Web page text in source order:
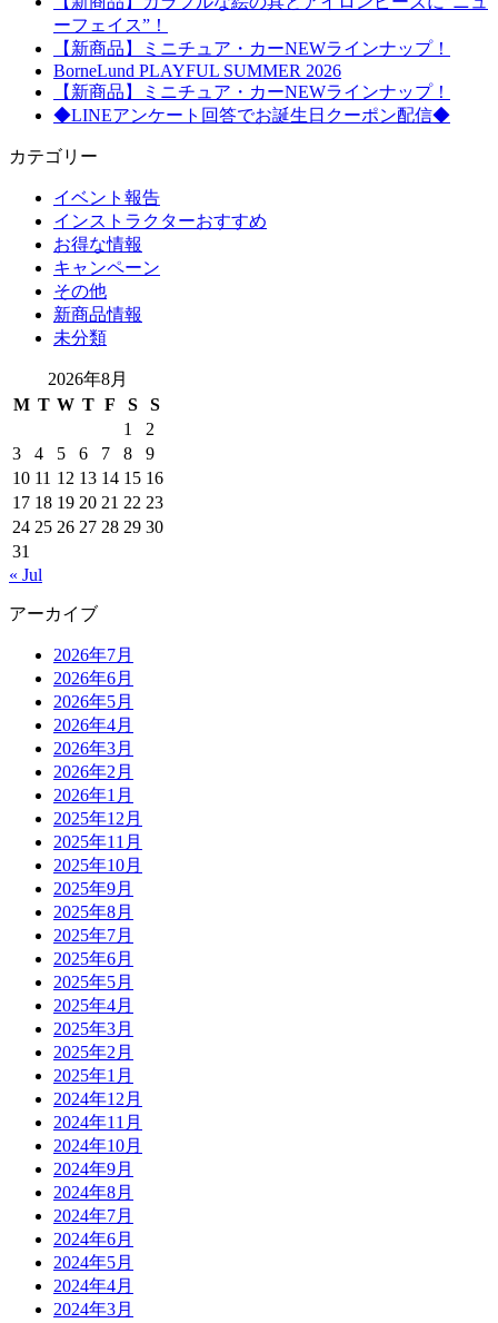
ーフェイス”！
【新商品】ミニチュア・カーNEWラインナップ！
BorneLund PLAYFUL SUMMER 2026
【新商品】ミニチュア・カーNEWラインナップ！
◆LINEアンケート回答でお誕生日クーポン配信◆
カテゴリー
イベント報告
インストラクターおすすめ
お得な情報
キャンペーン
その他
新商品情報
未分類
2026年8月
M T W T F S
S
1
2
3
4 5 6 7 8
9
10 11 12 13 14 15 16
17 18 19 20 21 22 23
24 25 26 27 28 29 30
31
« Jul
アーカイブ
2026年7月
2026年6月
2026年5月
2026年4月
2026年3月
2026年2月
2026年1月
2025年12月
2025年11月
2025年10月
2025年9月
2025年8月
2025年7月
2025年6月
2025年5月
2025年4月
2025年3月
2025年2月
2025年1月
2024年12月
2024年11月
2024年10月
2024年9月
2024年8月
2024年7月
2024年6月
2024年5月
2024年4月
2024年3月